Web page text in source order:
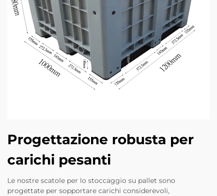
Progettazione robusta per
carichi pesanti
Le nostre scatole per lo stoccaggio su pallet sono
progettate per sopportare carichi considerevoli,